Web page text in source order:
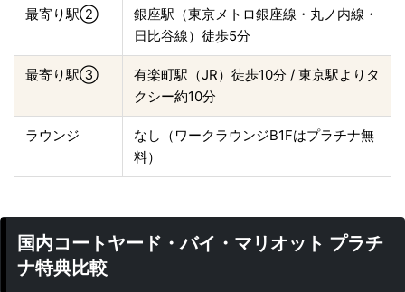
最寄り駅②
銀座駅（東京メトロ銀座線・丸ノ内線・
日比谷線）徒歩5分
最寄り駅③
有楽町駅（JR）徒歩10分 / 東京駅よりタ
クシー約10分
ラウンジ
なし（ワークラウンジB1Fはプラチナ無
料）
国内コートヤード・バイ・マリオット プラチ
ナ特典比較